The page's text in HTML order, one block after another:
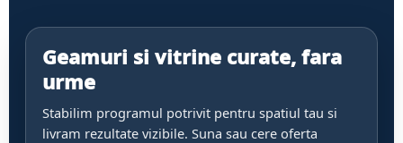
Geamuri si vitrine curate, fara
urme
Stabilim programul potrivit pentru spatiul tau si
livram rezultate vizibile. Suna sau cere oferta